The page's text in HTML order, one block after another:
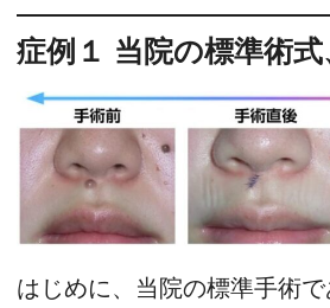
症例１ 当院の標準術
はじめに、当院の標準手術で